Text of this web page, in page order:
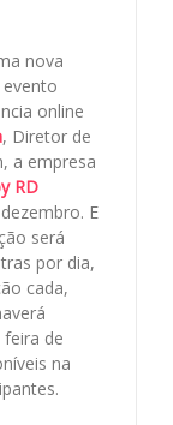
nova
online
, Diretor de
a empresa
RD
E
será
por dia,
cada,
de
na